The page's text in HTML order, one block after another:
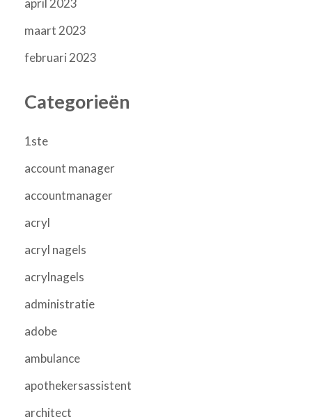
april 2023
maart 2023
februari 2023
Categorieën
1ste
account manager
accountmanager
acryl
acryl nagels
acrylnagels
administratie
adobe
ambulance
apothekersassistent
architect